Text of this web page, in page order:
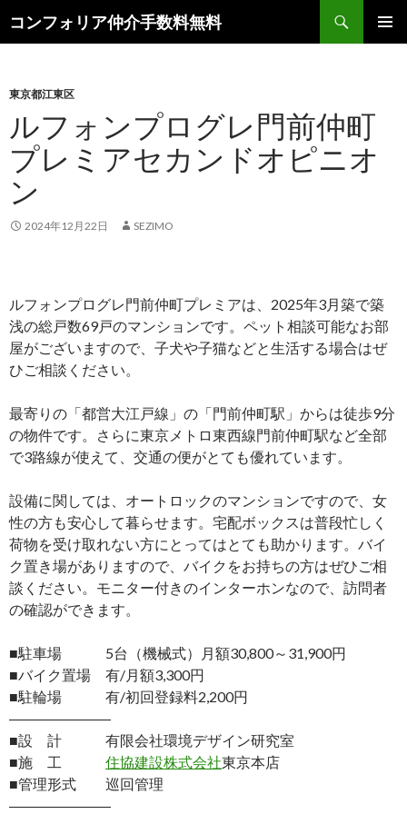
コンフォリア仲介手数料無料
索
ン
へ
ス
キ
ッ
プ
東京都江東区
ルフォンプログレ門前仲町
プレミアセカンドオピニオ
ン
2024年12月22日 SEZIMO
ルフォンプログレ門前仲町プレミアは、2025年3月築で築
浅の総戸数69戸のマンションです。ペット相談可能なお部
屋がございますので、子犬や子猫などと生活する場合はぜ
ひご相談ください。
最寄りの「都営大江戸線」の「門前仲町駅」からは徒歩9分
の物件です。さらに東京メトロ東西線門前仲町駅など全部
で3路線が使えて、交通の便がとても優れています。
設備に関しては、オートロックのマンションですので、女
性の方も安心して暮らせます。宅配ボックスは普段忙しく
荷物を受け取れない方にとってはとても助かります。バイ
ク置き場がありますので、バイクをお持ちの方はぜひご相
談ください。モニター付きのインターホンなので、訪問者
の確認ができます。
■駐車場 5台（機械式）月額30,800～31,900円
■バイク置場 有/月額3,300円
■駐輪場 有/初回登録料2,200円
―――――――
■設 計 有限会社環境デザイン研究室
■施 工 住協建設株式会社東京本店
■管理形式 巡回管理
―――――――